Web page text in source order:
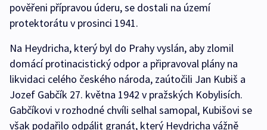
pověřeni přípravou úderu, se dostali na území
protektorátu v prosinci 1941.
Na Heydricha, který byl do Prahy vyslán, aby zlomil
domácí protinacistický odpor a připravoval plány na
likvidaci celého českého národa, zaútočili Jan Kubiš a
Jozef Gabčík 27. května 1942 v pražských Kobylisích.
Gabčíkovi v rozhodné chvíli selhal samopal, Kubišovi se
však podařilo odpálit granát, který Heydricha vážně